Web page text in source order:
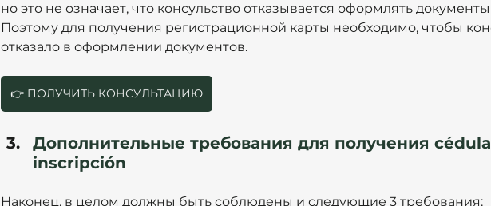
но это не означает, что консульство отказывается оформлять
Поэтому для получения регистрационной карты необходимо, чтобы
отказало в оформлении документов.
👉 ПОЛУЧИТЬ КОНСУЛЬТАЦИЮ
Дополнительные требования для получения
inscripción
Наконец, в целом должны быть соблюдены и следующие 3 требования: